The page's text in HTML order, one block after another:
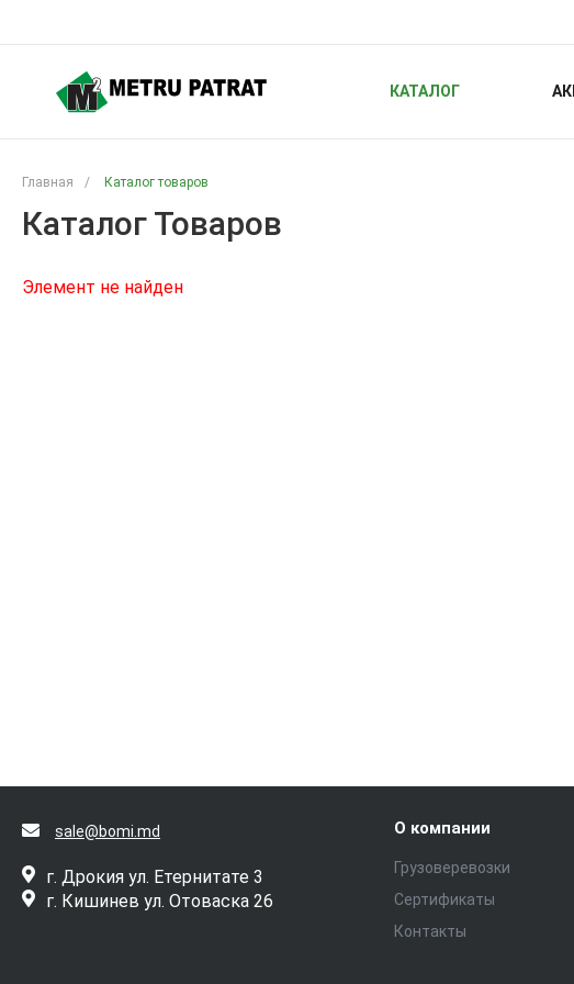
КАТАЛОГ
Главная / Каталог товаров
Каталог Товаров
Элемент не найден
sale@bomi.md
г. Дрокия ул. Етернитате 3
г. Кишинев ул. Отоваска 26
О компании
Грузоверевозки
Сертификаты
Контакты